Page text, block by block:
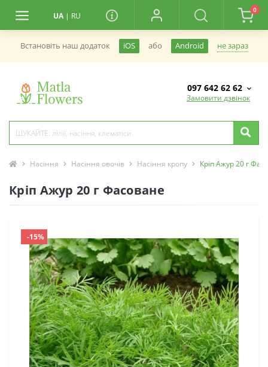
UA | RU
0
Встановiть наш додаток iOS або Android не зараз
097 642 62 62
Замовити дзвінок
Насіння Насіння овочів Насіння кропу Кріп Ажур 20 г
Кріп Ажур 20 г Фасоване
-15%